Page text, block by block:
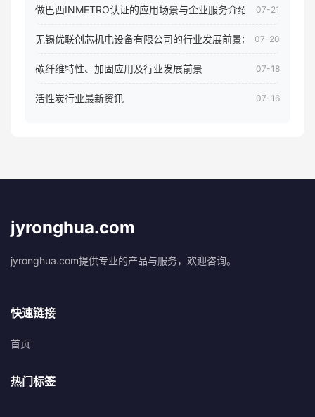
做巴西INMETRO认证的应用场景与企业服务介绍 07-21
无锡优联创芯机电设备有限公司的行业发展前景怎样07-20
碳纤维特性、加固应用及行业发展前景 07-18
活性炭行业最新资讯 07-16
jyronghua.com
jyronghua.com提供专业的产品与服务，欢迎咨询。
快速链接
首页
热门标签